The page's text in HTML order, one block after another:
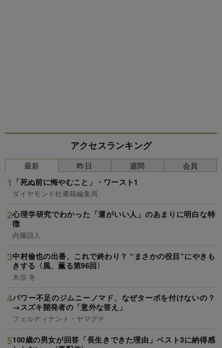
アクセスランキング
最新
「死ぬ前に悔やむこと」・ワースト1
ダイヤモンド社書籍編集局
心理学研究でわかった「運がいい人」のあまりに明白な特
徴
内藤誼人
中村倫也の出番、これで終わり？ “まさかの役目”にやきも
きする〈風、薫る第96回〉
木俣 冬
パワー不足のジムニーノマド、なぜターボを付けないの？
→スズキ開発者の「意外な答え」
フェルディナント・ヤマグチ
100歳の男女が回答「長生きできた理由」ベスト3に納得感
昨日 週間 会員